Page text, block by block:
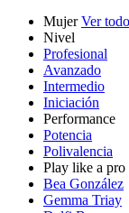
MujerVer todo
Nivel
Profesional
Avanzado
Intermedio
Iniciación
Performance
Potencia
Polivalencia
Play like a pro
Bea González
Gemma Triay